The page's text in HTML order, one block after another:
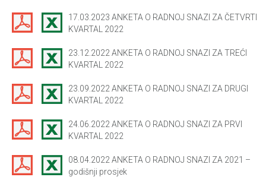
17.03.2023 ANKETA O RADNOJ SNAZI ZA ČETVRTI
KVARTAL 2022
23.12.2022 ANKETA O RADNOJ SNAZI ZA TREĆI
KVARTAL 2022
23.09.2022 ANKETA O RADNOJ SNAZI ZA DRUGI
KVARTAL 2022
24.06.2022 ANKETA O RADNOJ SNAZI ZA PRVI
KVARTAL 2022
08.04.2022 ANKETA O RADNOJ SNAZI ZA 2021 –
godišnji prosjek